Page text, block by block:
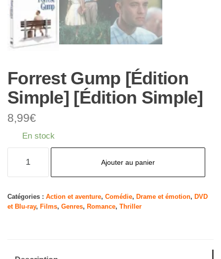
Forrest Gump [Édition
Simple] [Édition Simple]
8,99€
En stock
Gump
[Édition
Ajouter au panier
Catégories : Action et aventure, Comédie, Drame et émotion, DVD
et Blu-ray, Films, Genres, Romance, Thriller